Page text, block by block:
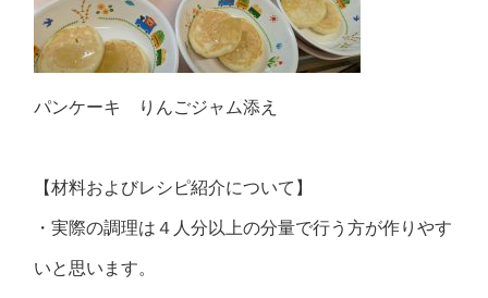
パンケーキ りんごジャム添え
【材料およびレシピ紹介について】
・実際の調理は４人分以上の分量で行う方が作りやす
いと思います。